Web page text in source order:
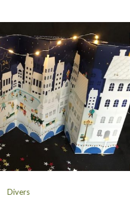
Divers